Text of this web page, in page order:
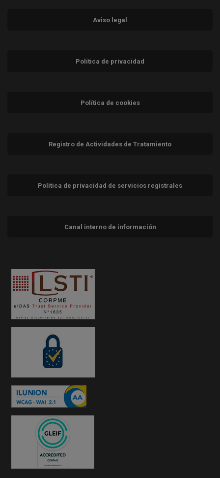
Aviso legal
Política de privacidad
Política de cookies
Registro de Actividades de Tratamiento
Política de privacidad de servicios registrales
Canal interno de información